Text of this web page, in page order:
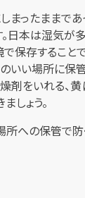
まったままで
日本は湿気が
保存すること
いい場所に保
剤をいれる、
しょう。
への保管で防